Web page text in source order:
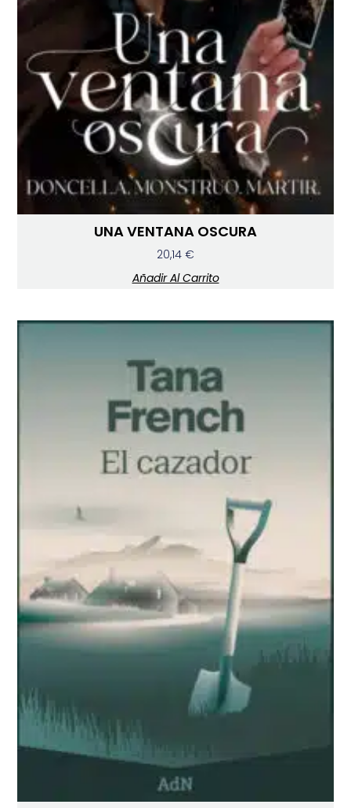
UNA VENTANA OSCURA
20,14 €
Añadir Al Carrito